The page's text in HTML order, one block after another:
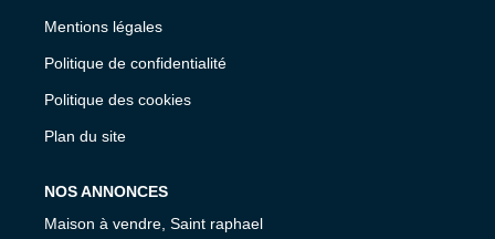
Mentions légales
Politique de confidentialité
Politique des cookies
Plan du site
NOS ANNONCES
Maison à vendre, Saint raphael